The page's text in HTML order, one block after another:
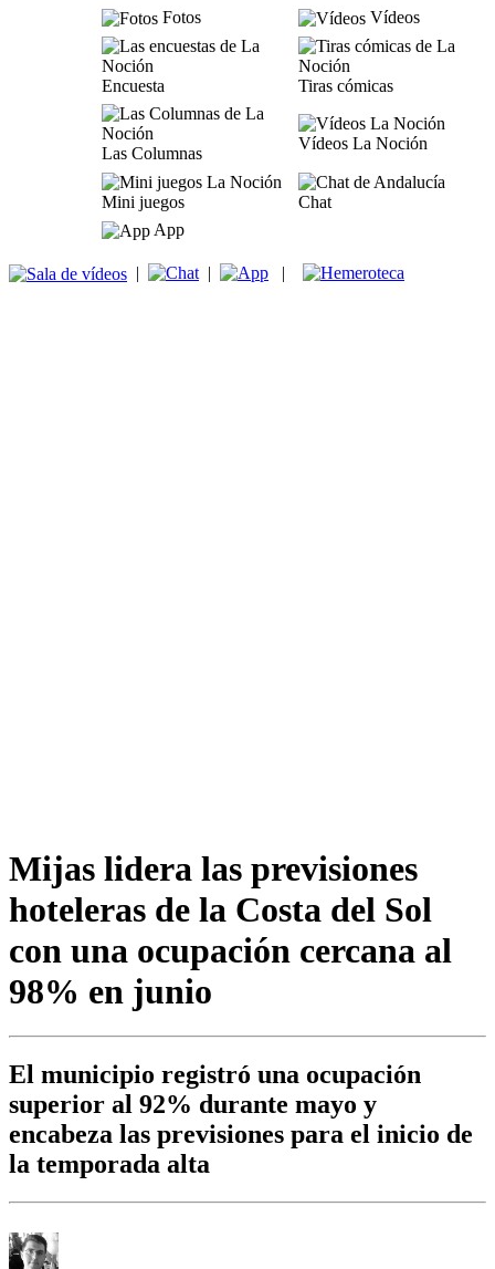
Fotos
Vídeos
Encuesta Tiras cómicas
Las Columnas
Vídeos La Noción
Mini juegos
Chat
App
| | |
Mijas lidera las previsiones
hoteleras de la Costa del Sol
con una ocupación cercana al
98% en junio
El municipio registró una ocupación
superior al 92% durante mayo y
encabeza las previsiones para el inicio de
la temporada alta